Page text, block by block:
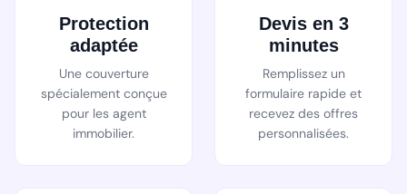
Protection
adaptée
Une couverture
spécialement conçue
pour les agent
immobilier.
Devis en 3
minutes
Remplissez un
formulaire rapide et
recevez des offres
personnalisées.